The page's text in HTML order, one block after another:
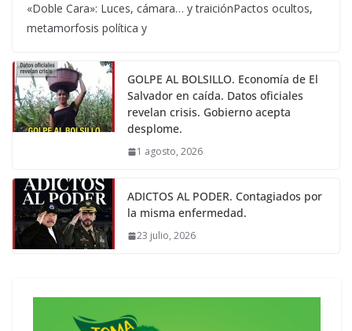
«Doble Cara»: Luces, cámara… y traiciónPactos ocultos,
metamorfosis política y
GOLPE AL BOLSILLO. Economía de El
Salvador en caída. Datos oficiales
revelan crisis. Gobierno acepta
desplome.
1 agosto, 2026
ADICTOS AL PODER. Contagiados por
la misma enfermedad.
23 julio, 2026